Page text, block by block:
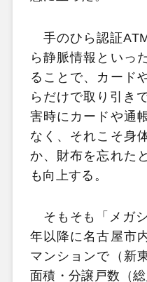
手のひら認証
ら静脈情報といっ
ることで、カード
らだけで取り引き
害時にカードや通
なく、それこそ身
か、財布を忘れた
も向上する。
そもそも「メガ
年以降に名古屋市
マンションで（新
面積・分譲戸数（